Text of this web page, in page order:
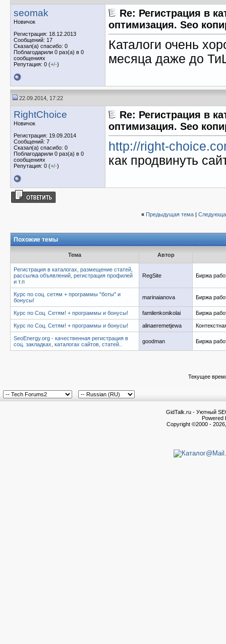
seomak
Новичок
Регистрация: 18.12.2013
Сообщений: 17
Сказал(а) спасибо: 0
Поблагодарили 0 раз(а) в 0
сообщениях
Репутация: 0 (+/-)
Re: Регистрация в
оптимизация. Seo
Каталоги очень
месяца даже до
22.09.2014, 17:22
RightChoice
Новичок
Регистрация: 19.09.2014
Сообщений: 7
Сказал(а) спасибо: 0
Поблагодарили 0 раз(а) в 0
сообщениях
Репутация: 0 (+/-)
Re: Регистрация в
оптимизация. Seo
http://right-
как продвинуть
« Предыдущая тема|
Похожие темы
Тема Автор
Регистрация в каталогах, размещение статей,
рассылка объявлений, регистрация профилей
и т.п
RegSite Биржа
Курс по соц. сетям + программы "боты" и
бонусы!
marinaianova Биржа
Курс по Соц. Сетям! + программы и бонусы! familenkonikolai Биржа
Курс по Соц. Сетям! + программы и бонусы! alinaeremetjewa
SeoEnergy.org - качественная регистрация в
соц. закладках, каталогах сайтов, статей..
goodman Биржа
Текущее
GidTalk.ru - Уютный
Powered
Copyright ©2000 -